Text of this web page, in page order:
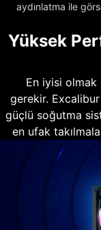
aydınlatma ile
Yüksek
En iyisi
gerekir.
güçlü soğutma
en ufak